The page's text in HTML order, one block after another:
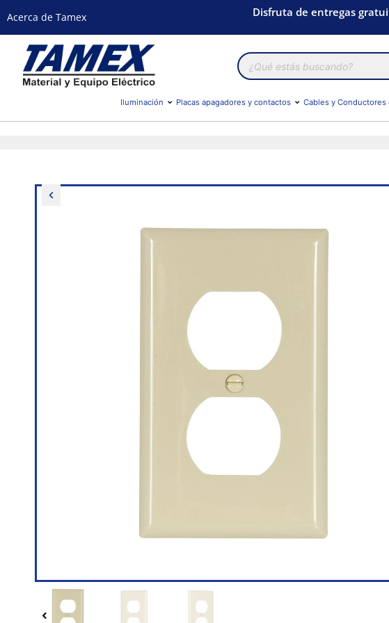
Acerca de Tamex Disfruta de entregas
Búsqueda
de
productos
Iluminación Placas apagadores y contactos Cables y